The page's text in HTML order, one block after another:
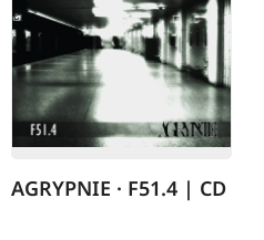
AGRYPNIE · F51.4 | CD